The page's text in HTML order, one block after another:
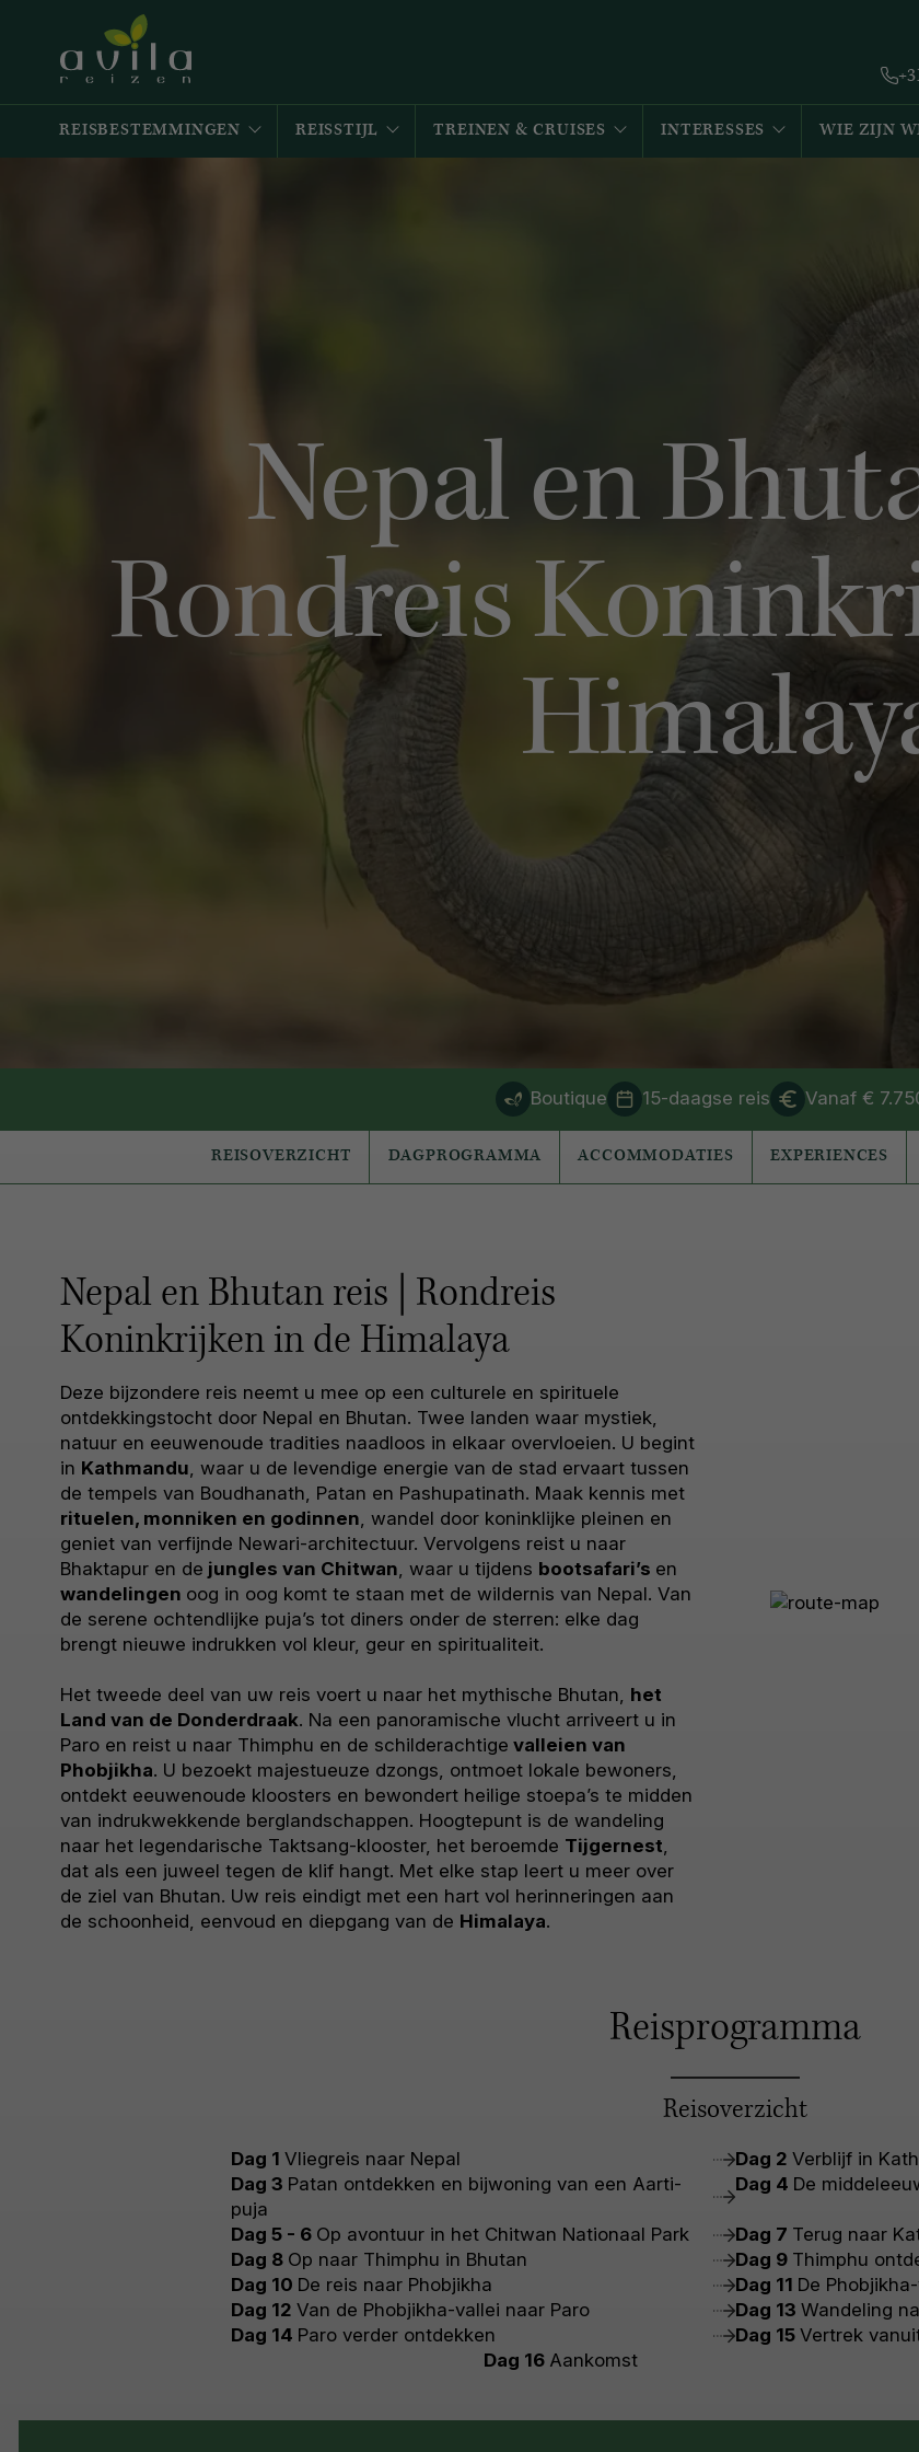
REISBESTEMMINGEN REISSTIJL TREINEN & CRUISES INTERESSES WIE ZIJN
Nepal en
Rondreis
Boutique 15-daagse reis Vanaf €
REISOVERZICHT DAGPROGRAMMA ACCOMMODATIES EXPERIENCES
Nepal en Bhutan reis | Rondreis
Koninkrijken in de Himalaya
Deze bijzondere reis neemt u mee op een culturele en spirituele
ontdekkingstocht door Nepal en Bhutan. Twee landen waar mystiek,
natuur en eeuwenoude tradities naadloos in elkaar overvloeien. U begint
in Kathmandu , waar u de levendige energie van de stad ervaart tussen
de tempels van Boudhanath, Patan en Pashupatinath. Maak kennis met
rituelen, monniken en godinnen , wandel door koninklijke pleinen en
geniet van verfijnde Newari-architectuur. Vervolgens reist u naar
Bhaktapur en de jungles van Chitwan , waar u tijdens bootsafari’s en
wandelingen oog in oog komt te staan met de wildernis van Nepal. Van
de serene ochtendlijke puja’s tot diners onder de sterren: elke dag
brengt nieuwe indrukken vol kleur, geur en spiritualiteit.
Het tweede deel van uw reis voert u naar het mythische Bhutan, het
Land van de Donderdraak. Na een panoramische vlucht arriveert u in
Paro en reist u naar Thimphu en de schilderachtige valleien van
Phobjikha. U bezoekt majestueuze dzongs, ontmoet lokale bewoners,
ontdekt eeuwenoude kloosters en bewondert heilige stoepa’s te midden
van indrukwekkende berglandschappen. Hoogtepunt is de wandeling
naar het legendarische Taktsang-klooster, het beroemde Tijgernest
dat als een juweel tegen de klif hangt. Met elke stap leert u meer over
de ziel van Bhutan. Uw reis eindigt met een hart vol herinneringen aan
de schoonheid, eenvoud en diepgang van de Himalaya.
Reisprogramma
Reisoverzicht
Dag 1Vliegreis naar Nepal Dag 2 Verblijf in
Dag 3 Patan ontdekken en bijwoning van een Aarti-
puja
Dag 4 De
Dag 5 - 6 Op avontuur in het Chitwan Nationaal Park Dag 7 Terug naar
Dag 8 Op naar Thimphu in Bhutan Dag 9 Thimphu
Dag 10 De reis naar Phobjikha Dag 11 De
Dag 12Van de Phobjikha-vallei naar Paro Dag 13 Wandeling
Dag 14 Paro verder ontdekken Dag 15 Vertrek
Dag 16 Aankomst